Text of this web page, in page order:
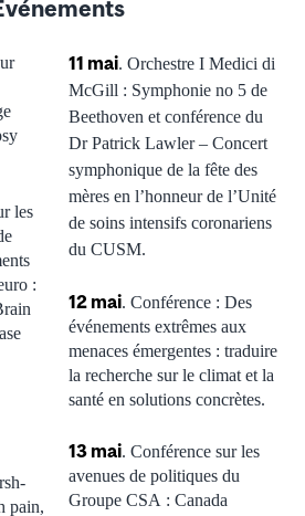
les
:
pain,
11 mai. Orchestre I Medici di
McGill : Symphonie no 5 de
Beethoven et conférence du
Dr Patrick Lawler – Concert
symphonique de la fête des
mères en l’honneur de l’Unité
de soins intensifs coronariens
du CUSM.
12 mai. Conférence : Des
événements extrêmes aux
menaces émergentes : traduire
la recherche sur le climat et la
santé en solutions concrètes.
13 mai. Conférence sur les
avenues de politiques du
Groupe CSA : Canada